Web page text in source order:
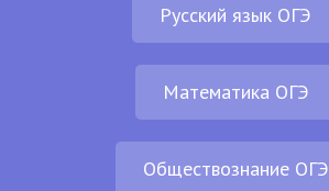
Русский язык ОГЭ
Математика ОГЭ
Обществознание ОГЭ